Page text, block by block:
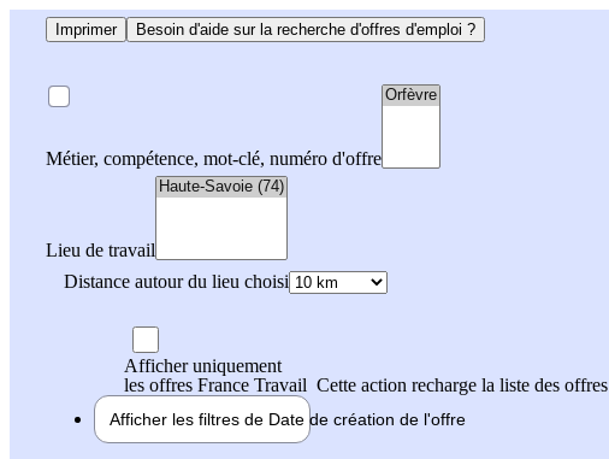
Imprimer Besoin d'aide sur la recherche d'offres d'emploi ?
Métier, compétence, mot-clé, numéro d'offre
Lieu de travail
Distance autour du lieu choisi
Afficher uniquement
les offres France Travail Cette action recharge la liste des offres
Afficher les filtres de Date de création de l'offre